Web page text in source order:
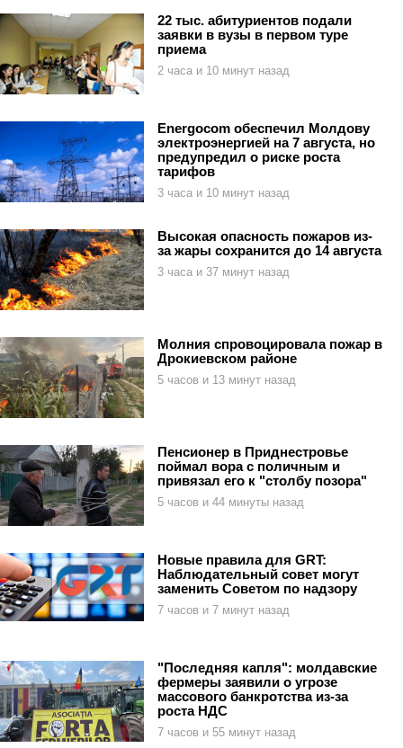
22 тыс. абитуриентов подали
заявки в вузы в первом туре
приема
2 часа и 10 минут назад
Energocom обеспечил Молдову
электроэнергией на 7 августа, но
предупредил о риске роста
тарифов
3 часа и 10 минут назад
Высокая опасность пожаров из-
за жары сохранится до 14 августа
3 часа и 37 минут назад
Молния спровоцировала пожар в
Дрокиевском районе
5 часов и 13 минут назад
Пенсионер в Приднестровье
поймал вора с поличным и
привязал его к "столбу позора"
5 часов и 44 минуты назад
Новые правила для GRT:
Наблюдательный совет могут
заменить Советом по надзору
7 часов и 7 минут назад
"Последняя капля": молдавские
фермеры заявили о угрозе
массового банкротства из-за
роста НДС
7 часов и 55 минут назад